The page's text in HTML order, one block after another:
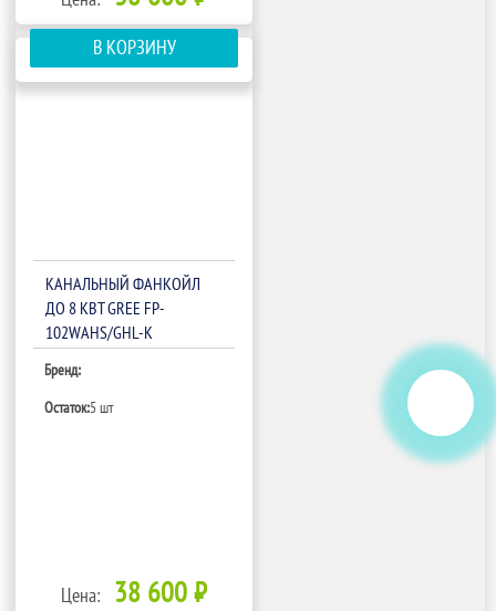
В КОРЗИНУ
КАНАЛЬНЫЙ ФАНКОЙЛ
ДО 8 КВТ GREE FP-
102WAHS/GHL-K
Бренд:
Остаток:5 шт
Цена: 38 600 ₽